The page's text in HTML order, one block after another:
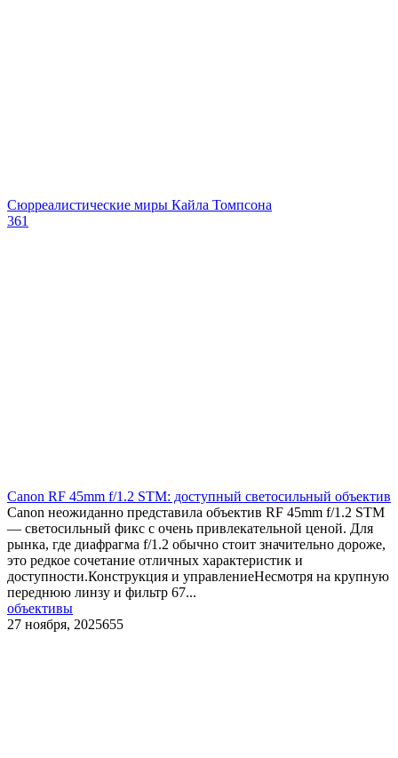
Сюрреалистические миры Кайла Томпсона
361
Canon RF 45mm f/1.2 STM: доступный светосильный объектив
Canon неожиданно представила объектив RF 45mm f/1.2 STM
— светосильный фикс с очень привлекательной ценой. Для
рынка, где диафрагма f/1.2 обычно стоит значительно дороже,
это редкое сочетание отличных характеристик и
доступности.Конструкция и управлениеНесмотря на крупную
переднюю линзу и фильтр 67...
объективы
27 ноября, 2025655